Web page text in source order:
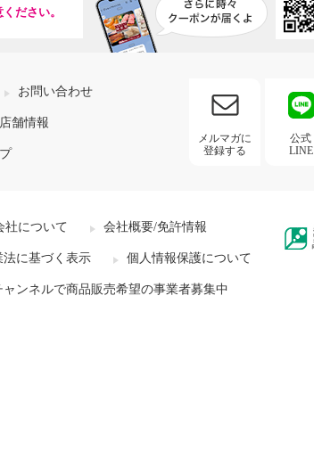
ださい。
お問い合わせ
店舗情報
メルマガに
登録する
公式
LINE
社について 会社概要/免許情報
法に基づく表示 個人情報保護について
ャンネルで商品販売希望の事業者募集中